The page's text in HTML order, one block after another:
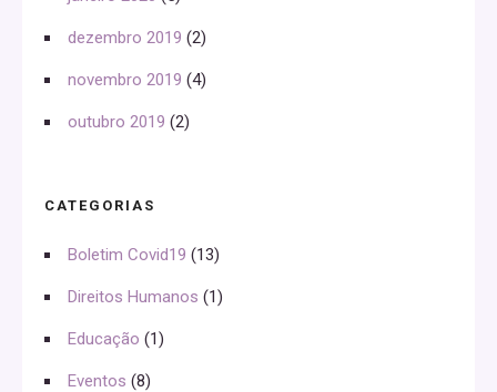
dezembro 2019 (2)
novembro 2019 (4)
outubro 2019 (2)
CATEGORIAS
Boletim Covid19 (13)
Direitos Humanos (1)
Educação (1)
Eventos (8)